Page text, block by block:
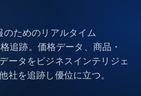
ためのリアルタイム
追跡。価格データ、商品・
ータをビジネスインテリジェ
社を追跡し優位に立つ。